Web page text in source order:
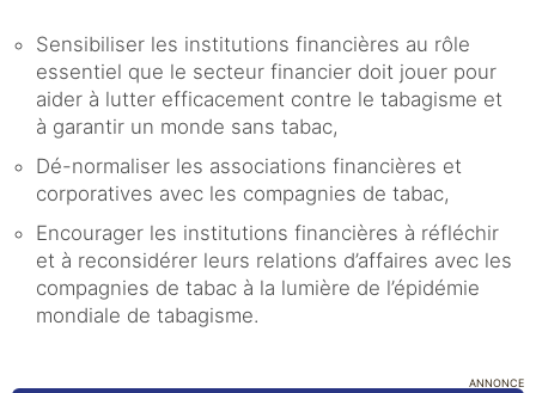
Sensibiliser les institutions financières au rôle
essentiel que le secteur financier doit jouer pour
aider à lutter efficacement contre le tabagisme et
à garantir un monde sans tabac,
Dé-normaliser les associations financières et
corporatives avec les compagnies de tabac,
Encourager les institutions financières à réfléchir
et à reconsidérer leurs relations d’affaires avec les
compagnies de tabac à la lumière de l’épidémie
mondiale de tabagisme.
ANNONCE